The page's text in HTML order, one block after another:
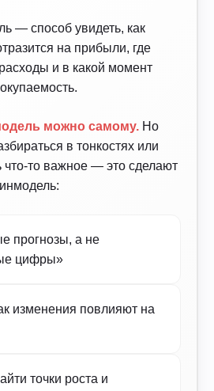
— способ увидеть, как
на прибыли, где
и в какой момент
можно самому. Но
в тонкостях или
что-то важное — это сделают
прогнозы, а не
цифры»
изменения повлияют на
точки роста и